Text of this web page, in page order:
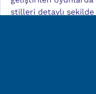
stilleri detaylı